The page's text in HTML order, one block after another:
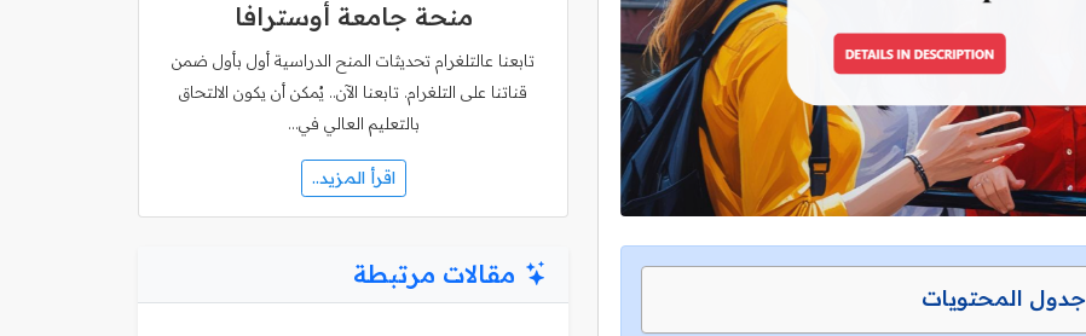
جدول المحتويات
منحة جامعة أوسترافا
تابعنا عالتلغرام تحديثات المنح الدراسية أول بأول ضمن
قناتنا على التلغرام. تابعنا الآن.. يُمكن أن يكون الالتحاق
بالتعليم العالي في…
اقرأ المزيد..
مقالات مرتبطة